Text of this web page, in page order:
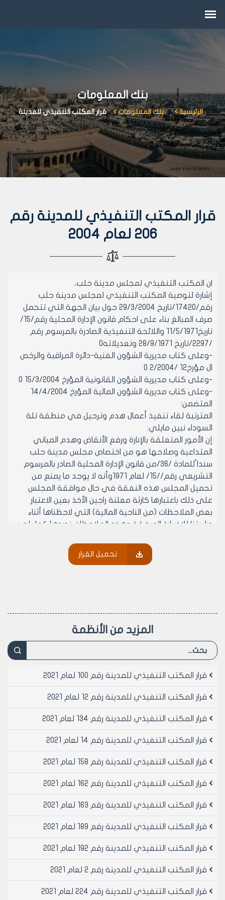
بنك المعلومات
الرئيسية بنك المعلومات قرار المكتب التنفيذي للمدينة
قرار المكتب التنفيذي للمدينة رقم
206 لعام 2004
ان المكتب التنفيذي لمجلس مدينة حلب،
إشارة لتوصية المكتب التنفيذي لمجلس مدينة حلب
رقم/17420/تاريخ 29/3/2004 حول بيان الجهة التي تتحمل
صرف المبالغ بناء على احكام قانون الإدارة المحلية رقم/15/
تاريخ11/5/1971 واللائحة التنفيذية الصادرة بالمرسوم رقم
/2297/تاريخ 28/9/1971 وتعديلاته0
-وعلى كتاب مديرية الشؤون الفنية-دائرة المراقبة والرخص
ال مؤرخ12 /2/2004 0
-وعلى كتاب مديرية الشؤون القانونية المؤرخ 15/3/2004 0
-وعلى كتاب مديرية الشؤون المالية المؤرخ 14/4/2004
المتضمن:
المترتبة لقاء تنفيذ أعمال هدم وترحيل في منطقة تلة
السوداء نبين مايلي:
إن الأمور المتعلقة بالإنارة ورفع الأنقاض وهدم المباني
المتداعية وصلاحها هو من اختصاص مجلس مدينة حلب
سندا ًللمادة /36/من قانون الإدارة المحلية الصادر بالمرسوم
التشريعي رقم//15/ لعام 1971وأنه لا يوجد ما يمنع من
تحميل المجلس هذه النفقة في حال موافقة المجلس
على ذلك باعتبارها كارثة معلنة راجين الأخذ بعين الاعتبار
بعض الملاحظات (من الناحية المالية) التي لاحظناها أثناء
دراستنا للإضبارة المرفقة وهذه الملاحظات نوردها كما يلي:
ثانياً-ان تقوم مديرية الشؤون الفنية باتخاذ الإجراءات اللازمة
في تحديد وجرد الأعمال المنفذة في المنطقة المذكورة
‌أ- تم تنظيم الكشف بسعر/500/ل 0س للمتر المربع الواحد
الاعمال كانت في المنطقة المذكورة في معظمها هي
المجلس والمؤسسة نجد أن أسعار الترحيل يجب ألا
تتجاوز/150/ل 0س للمتر المربع الواحد وقد حسبت الأعمال
‌ب- أن يتم توقيع رئيس المراقبة والمهندسون المشرفون مع
فقط فالمشاهدة هنا تكون للسيد مجلس المدينة حصراً0
حلب (بالإجماع)بالجلسة رقم/14/تاريخ 28/4/2004م 0
مادة1- الموافقة على أن يتحمل مجلس مدينة حلب نفقات
الهدم والترحيل بالنسبة للمناطق التي تعتبر كوارث معلنة
وفق الشروط التالية:
ثانياً-صدور قرار من المكتب التنفيذي لمجلس مدينة حلب
ثالثاً-أن تقوم مديرية الشؤون الفنية بتحديد وجرد الاعمال
عن طريق لجنة مشتركة بين مجلس المدينة ومؤسسة
تحميل القرار
المزيد من الأنظمة
قرار المكتب التنفيذي للمدينة رقم 100 لعام 2021
قرار المكتب التنفيذي للمدينة رقم 12 لعام 2021
قرار المكتب التنفيذي للمدينة رقم 134 لعام 2021
قرار المكتب التنفيذي للمدينة رقم 14 لعام 2021
قرار المكتب التنفيذي للمدينة رقم 158 لعام 2021
قرار المكتب التنفيذي للمدينة رقم 162 لعام 2021
قرار المكتب التنفيذي للمدينة رقم 163 لعام 2021
قرار المكتب التنفيذي للمدينة رقم 189 لعام 2021
قرار المكتب التنفيذي للمدينة رقم 192 لعام 2021
قرار المكتب التنفيذي للمدينة رقم 2 لعام 2021
قرار المكتب التنفيذي للمدينة رقم 224 لعام 2021